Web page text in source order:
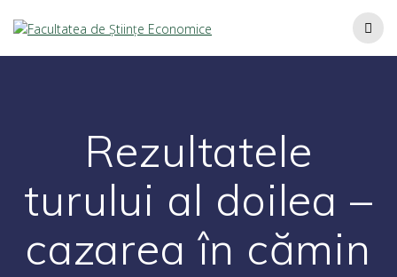
Rezultatele
turului al doilea –
cazarea în cămin